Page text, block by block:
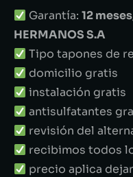
Garantía:12
HERMANOS S.A
Tipo tapones de
domicilio gratis
instalación gratis
antisulfatantes
revisión del
recibimos todos
precio aplica